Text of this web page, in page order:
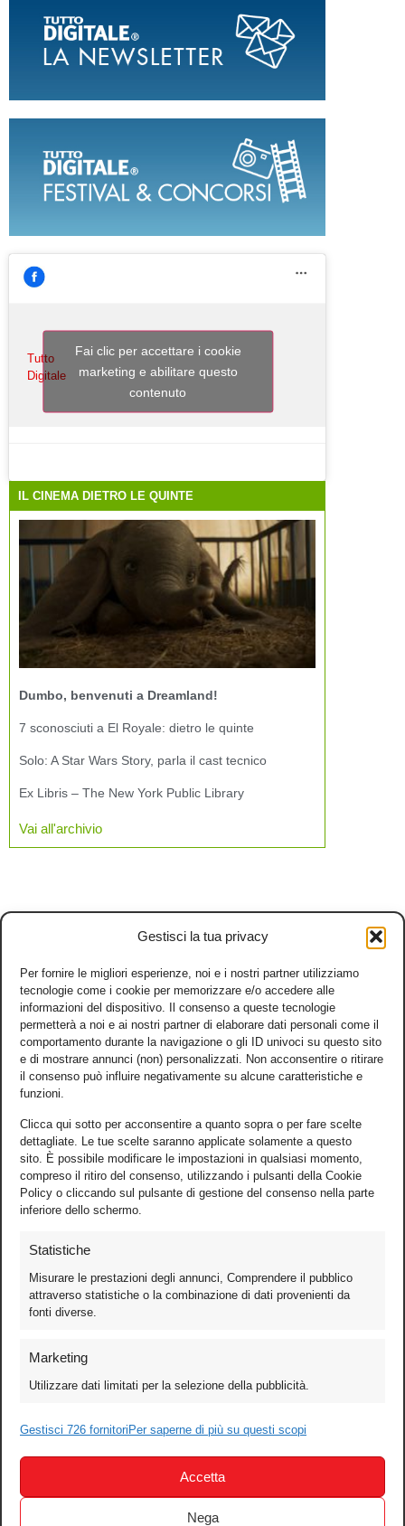
Gestisci la tua privacy
Per fornire le migliori esperienze, noi e i nostri partner utilizziamo
tecnologie come i cookie per memorizzare e/o accedere alle
informazioni del dispositivo. Il consenso a queste tecnologie
permetterà a noi e ai nostri partner di elaborare dati personali come il
comportamento durante la navigazione o gli ID univoci su questo sito
e di mostrare annunci (non) personalizzati. Non acconsentire o ritirare
il consenso può influire negativamente su alcune caratteristiche e
funzioni.
Clicca qui sotto per acconsentire a quanto sopra o per fare scelte
dettagliate. Le tue scelte saranno applicate solamente a questo
sito. È possibile modificare le impostazioni in qualsiasi momento,
compreso il ritiro del consenso, utilizzando i pulsanti della Cookie
Policy o cliccando sul pulsante di gestione del consenso nella parte
inferiore dello schermo.
Statistiche
Misurare le prestazioni degli annunci, Comprendere il pubblico
attraverso statistiche o la combinazione di dati provenienti da
fonti diverse.
Marketing
Utilizzare dati limitati per la selezione della pubblicità.
Gestisci 726 fornitori Per saperne di più su questi scopi
Accetta
Nega
Tutto
Digitale
Fai clic per accettare i cookie
marketing e abilitare questo
contenuto
IL CINEMA DIETRO LE QUINTE
Dumbo, benvenuti a Dreamland!
7 sconosciuti a El Royale: dietro le quinte
Solo: A Star Wars Story, parla il cast tecnico
Ex Libris – The New York Public Library
Vai all'archivio
Games
Test